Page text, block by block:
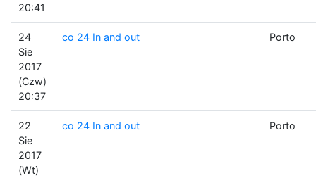
20:41
24
Sie
2017
(Czw)
20:37
co 24 In and out Porto
22
Sie
2017
(Wt)
co 24 In and out Porto